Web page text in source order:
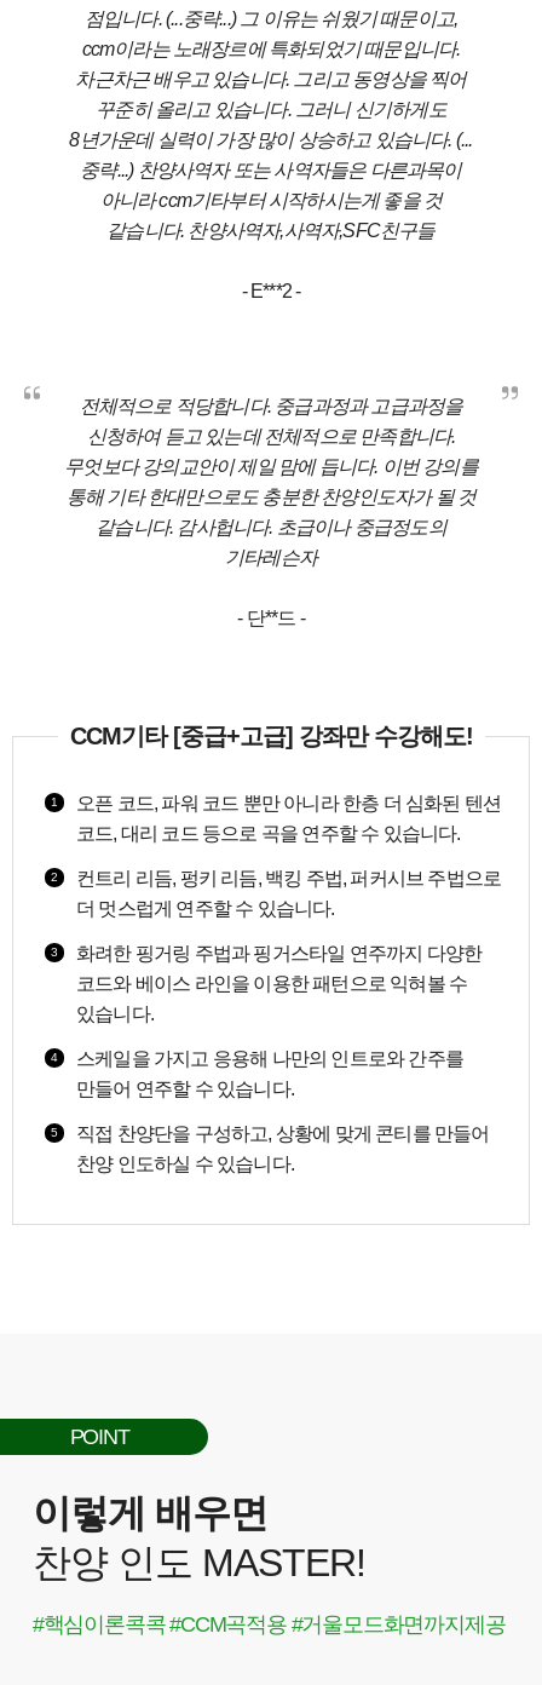
점입니다. (...중략...) 그 이유는 쉬웠기 때문이고,
ccm이라는 노래장르에 특화되었기 때문입니다.
차근차근 배우고 있습니다. 그리고 동영상을 찍어
꾸준히 올리고 있습니다. 그러니 신기하게도
8년가운데 실력이 가장 많이 상승하고 있습니다. (...
중략...) 찬양사역자 또는 사역자들은 다른과목이
아니라 ccm기타부터 시작하시는게 좋을 것
같습니다. 찬양사역자,사역자,SFC친구들
- E***2-
전체적으로 적당합니다. 중급과정과 고급과정을
신청하여 듣고 있는데 전체적으로 만족합니다.
무엇보다 강의교안이 제일 맘에 듭니다. 이번 강의를
통해 기타 한대만으로도 충분한 찬양인도자가 될 것
같습니다. 감사헙니다. 초급이나 중급정도의
기타레슨자
- 단**드 -
CCM기타 [중급+고급] 강좌만 수강해도!
1
오픈 코드, 파워 코드 뿐만 아니라 한층 더 심화된 텐션
코드, 대리 코드 등으로 곡을 연주할 수 있습니다.
2
컨트리 리듬, 펑키 리듬, 백킹 주법, 퍼커시브 주법으로
더 멋스럽게 연주할 수 있습니다.
3
화려한 핑거링 주법과 핑거스타일 연주까지 다양한
코드와 베이스 라인을 이용한 패턴으로 익혀볼 수
있습니다.
4
스케일을 가지고 응용해 나만의 인트로와 간주를
만들어 연주할 수 있습니다.
5 직접 찬양단을 구성하고, 상황에 맞게 콘티를 만들어
찬양 인도하실 수 있습니다.
POINT
이렇게 배우면
찬양 인도 MASTER!
#핵심이론콕콕 #CCM곡적용 #거울모드화면까지제공